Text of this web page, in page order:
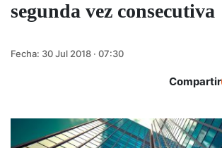
segunda vez consecutiva
Fecha: 30 Jul 2018 · 07:30
Compartir